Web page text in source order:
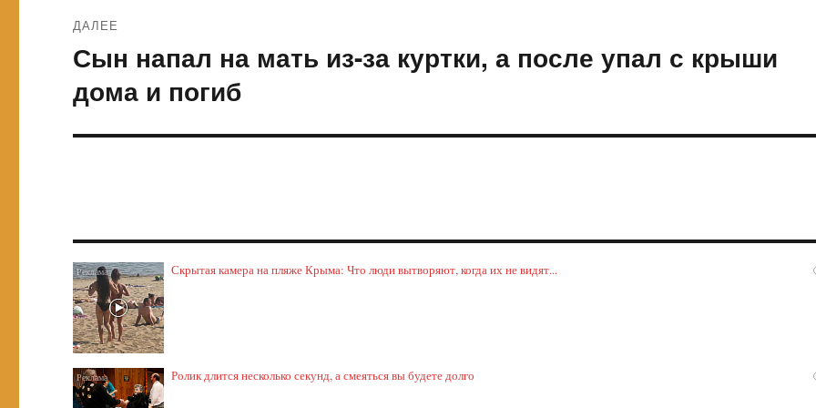
ДАЛЕЕ
Следующая
Сын напал на мать из-за куртки, а после упал с крыши
дома и погиб
Скрытая камера на пляже Крыма: Что люди вытворяют, когда их не видят...
Ролик длится несколько секунд, а смеяться вы будете долго